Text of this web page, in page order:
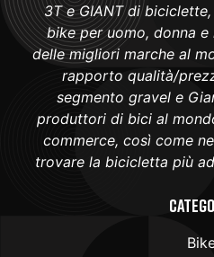
3T e GIANT di
bike per uomo, donna e
delle migliori marche al
rapporto qualità/
segmento gravel e
produttori di bici al
commerce, così come
trovare la bicicletta più